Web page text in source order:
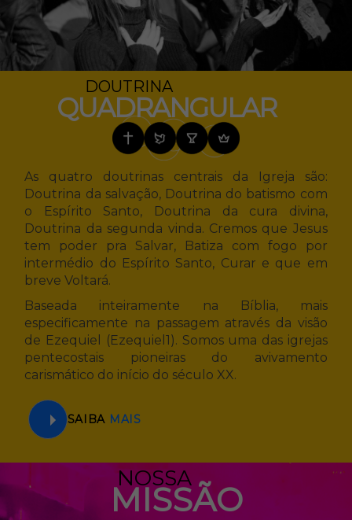
DOUTRINA
QUADRANGULAR
As quatro doutrinas centrais da Igreja são:
Doutrina da salvação, Doutrina do batismo com
o Espírito Santo, Doutrina da cura divina,
Doutrina da segunda vinda. Cremos que Jesus
tem poder pra Salvar, Batiza com fogo por
intermédio do Espírito Santo, Curar e que em
breve Voltará.
Baseada inteiramente na Bíblia, mais
especificamente na passagem através da visão
de Ezequiel (Ezequiel1). Somos uma das igrejas
pentecostais pioneiras do avivamento
carismático do início do século XX.
SAIBA MAIS
NOSSA
MISSÃO